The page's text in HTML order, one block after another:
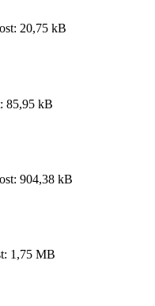
20,75 kB
85,95 kB
904,38 kB
1,75 MB